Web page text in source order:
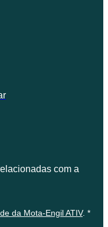
com a
da Mota-Engil ATIV. *